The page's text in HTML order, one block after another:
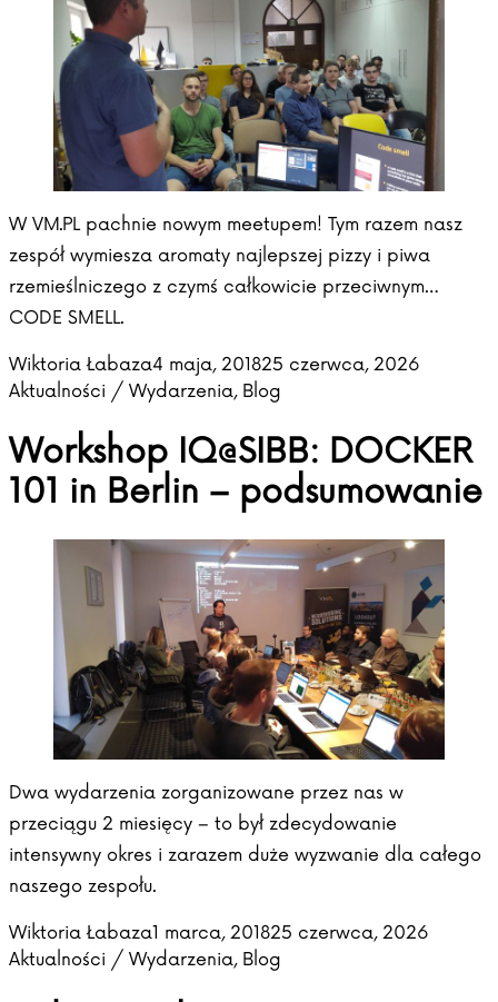
W VM.PL pachnie nowym meetupem! Tym razem nasz
zespół wymiesza aromaty najlepszej pizzy i piwa
rzemieślniczego z czymś całkowicie przeciwnym…
CODE SMELL.
Posted by
Wiktoria Łabaza4 maja, 201825 czerwca, 2026
Aktualności / Wydarzenia, Blog
Workshop IQ@SIBB: DOCKER
101 in Berlin – podsumowanie
Dwa wydarzenia zorganizowane przez nas w
przeciągu 2 miesięcy – to był zdecydowanie
intensywny okres i zarazem duże wyzwanie dla całego
naszego zespołu.
Posted by
Wiktoria Łabaza1 marca, 201825 czerwca, 2026
Aktualności / Wydarzenia, Blog